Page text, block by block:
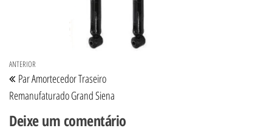
Navegação de Post
Post anterior
ANTERIOR
Par Amortecedor Traseiro
Remanufaturado Grand Siena
Deixe um comentário